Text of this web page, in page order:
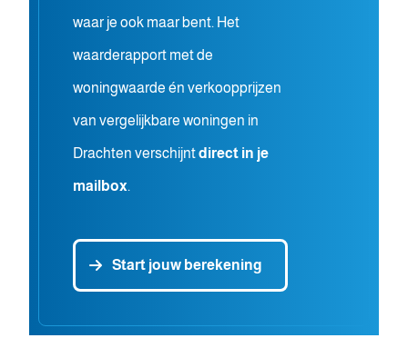
waar je ook maar bent. Het
waarderapport met de
woningwaarde én verkoopprijzen
van vergelijkbare woningen in
Drachten verschijntdirect in je
mailbox.
Start jouw berekening